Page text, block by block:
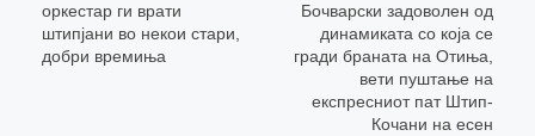
оркестар ги врати
штипјани во некои стари,
добри времиња
Бочварски задоволен од
динамиката со која се
гради браната на Отиња,
вети пуштање на
експресниот пат Штип-
Кочани на есен